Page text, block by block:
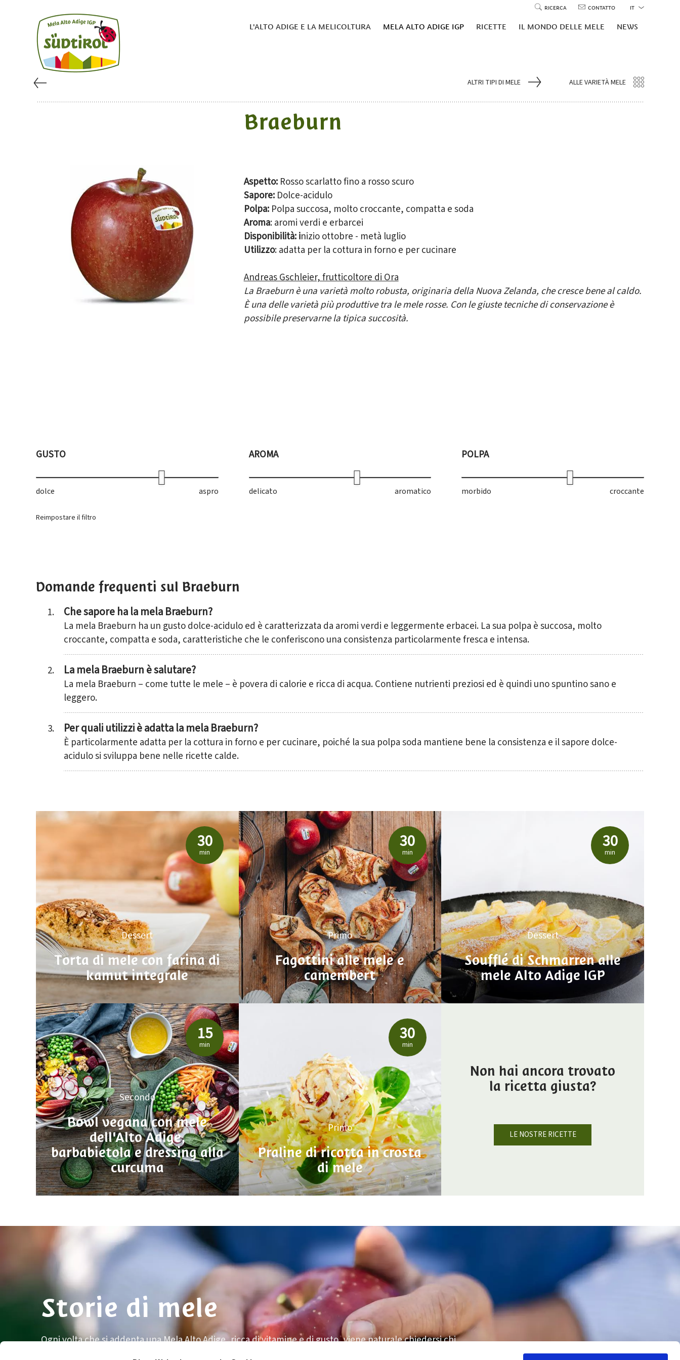
Newsletter
Vuoi scoprire i sapori autentici del nostro territorio?
Iscriviti alla newsletter dei prodotti di qualità dell’Alto
Adige. Rimarrai sempre aggiornato.
Nome
Cognome
*= campi obbligatori
RICERCA CONTATTO IT
L'ALTO ADIGE E LA MELICOLTURA MELA ALTO ADIGE IGP RICETTE IL MONDO DELLE MELE NEWS
ALLE VARIETÀ MELE
ALTRI TIPI DI MELE
Braeburn
Aspetto:Rosso scarlatto fino a rosso scuro
Sapore:Dolce-acidulo
Polpa:Polpa succosa, molto croccante, compatta e soda
Aroma: aromi verdi e erbarcei
Disponibilità: inizio ottobre - metà luglio
Utilizzo: adatta per la cottura in forno e per cucinare
Andreas Gschleier, frutticoltore di Ora
La Braeburn è una varietà molto robusta, originaria della Nuova Zelanda, che cresce bene al caldo.
È una delle varietà più produttive tra le mele rosse. Con le giuste tecniche di conservazione è
possibile preservarne la tipica succosità.
GUSTO
dolce aspro
AROMA
delicato aromatico
POLPA
morbido croccante
Reimpostare il filtro
Domande frequenti sul Braeburn
Che sapore ha la mela Braeburn?
La mela Braeburn ha un gusto dolce-acidulo ed è caratterizzata da aromi verdi e leggermente erbacei. La sua polpa è succosa, molto
croccante, compatta e soda, caratteristiche che le conferiscono una consistenza particolarmente fresca e intensa.
La mela Braeburn è salutare?
La mela Braeburn – come tutte le mele – è povera di calorie e ricca di acqua. Contiene nutrienti preziosi ed è quindi uno spuntino sano e
leggero.
Per quali utilizzi è adatta la mela Braeburn?
È particolarmente adatta per la cottura in forno e per cucinare, poiché la sua polpa soda mantiene bene la consistenza e il sapore dolce-
acidulo si sviluppa bene nelle ricette calde.
30
min
Dessert
Torta di mele con farina di
kamut integrale
30
min
Primo
Fagottini alle mele e
camembert
30
min
Dessert
Soufflé di Schmarren alle
mele Alto Adige IGP
15
min
Secondo
Bowl vegana con mele
dell'Alto Adige,
barbabietola e dressing alla
curcuma
30
min
Primo
Praline di ricotta in crosta
di mele
Non hai ancora trovato
la ricetta giusta?
LE NOSTRE RICETTE
Storie di mele
Ogni volta che si addenta una Mela Alto Adige, ricca di vitamine e di gusto, viene naturale chiedersi chi